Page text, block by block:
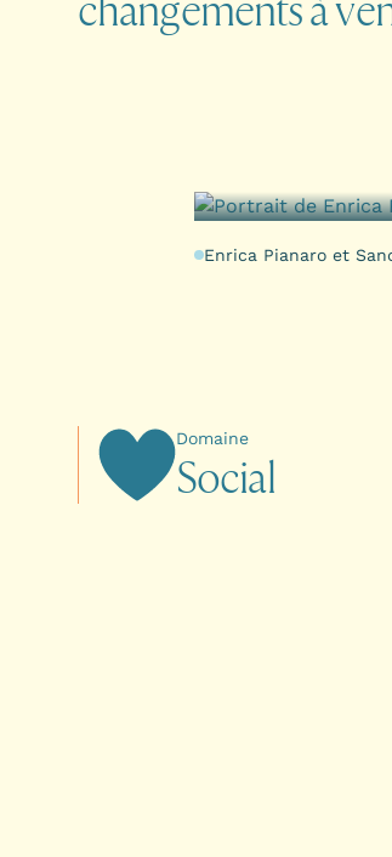
changements à
Enrica Pianaro et
Domaine
Social